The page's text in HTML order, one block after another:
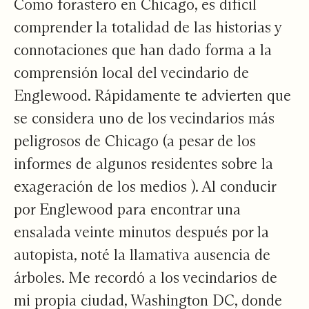
Como forastero en Chicago, es difícil
comprender la totalidad de las historias y
connotaciones que han dado forma a la
comprensión local del vecindario de
Englewood. Rápidamente te advierten que
se considera uno de los vecindarios más
peligrosos de Chicago (a pesar de los
informes de algunos residentes sobre la
exageración de los medios ). Al conducir
por Englewood para encontrar una
ensalada veinte minutos después por la
autopista, noté la llamativa ausencia de
árboles. Me recordó a los vecindarios de
mi propia ciudad, Washington DC, donde